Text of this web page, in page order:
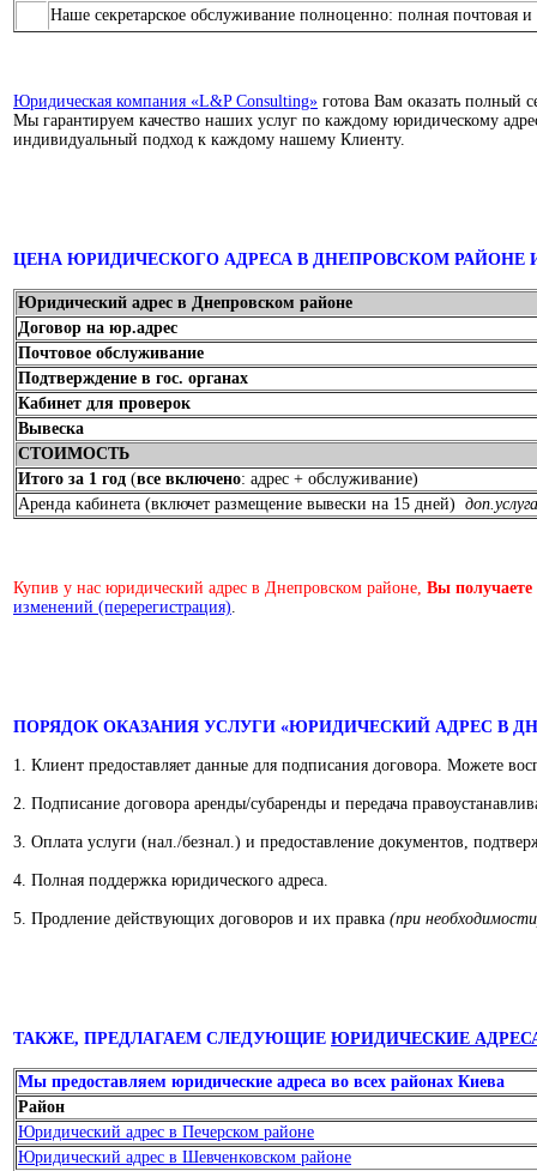
Наше секретарское обслуживание полноценно: полная почтовая и
Юридическая компания «L&P Consulting» готова Вам оказать полный
Мы гарантируем качество наших услуг по каждому юридическому
индивидуальный подход к каждому нашему Клиенту.
ЦЕНА ЮРИДИЧЕСКОГО АДРЕСА В ДНЕПРОВСКОМ РАЙОНЕ
Юридический адрес в Днепровском районе
Договор на юр.адрес
Почтовое обслуживание
Подтверждение в гос. органах
Кабинет для проверок
Вывеска
СТОИМОСТЬ
Итого за 1 год (все включено: адрес + обслуживание)
Аренда кабинета (включет размещение вывески на 15 дней) доп.услуга
Купив у нас юридический адрес в Днепровском районе, Вы получаете
изменений (перерегистрация)
ПОРЯДОК ОКАЗАНИЯ УСЛУГИ «ЮРИДИЧЕСКИЙ АДРЕС В
1. Клиент предоставляет данные для подписания договора. Можете
2. Подписание договора аренды/субаренды и передача
3. Оплата услуги (нал./безнал.) и предоставление документов,
4. Полная поддержка юридического адреса.
5. Продление действующих договоров и их правка (при
ТАКЖЕ, ПРЕДЛАГАЕМ СЛЕДУЮЩИЕ ЮРИДИЧЕСКИЕ
Мы предоставляем юридические адреса во всех районах Киева
Район
Юридический адрес в Печерском районе
Юридический адрес в Шевченковском районе